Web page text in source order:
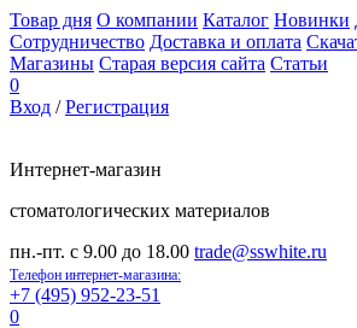
Товар дня О компании Каталог Новинки
Сотрудничество Доставка и оплата
Магазины Старая версия сайта Статьи
0
Вход /Регистрация
Интернет-магазин
стоматологических материалов
пн.-пт. с 9.00 до 18.00 trade@sswhite.ru
Телефон интернет-магазина:
+7 (495) 952-23-51
0